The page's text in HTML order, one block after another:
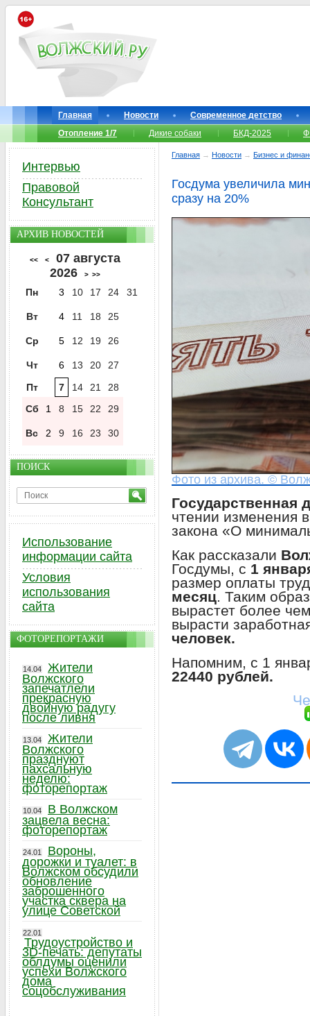
Главная Новости
Современное детство
Отопление 1/7
Дикие собаки БКД-2025
Главная → Новости → Бизнес и
Госдума увеличила
сразу на 20%
Фото из архива. ©
Государственная
чтении изменения
закона «О
Как рассказали
Госдумы, с 1
размер оплаты
месяц. Таким
вырастет более
вырасти
человек.
Напомним, с 1
22440 рублей.
Интервью
Правовой
Консультант
АРХИВ НОВОСТЕЙ
<< <
07 августа
2026
> >>
Пн 3 10 17 24 31
Вт 4 11 18 25
Ср 5 12 19 26
Чт 6 13 20
27
Пт
7 14 21
28
Сб
1 8 15 22 29
Вс 2 9 16 23 30
ПОИСК
Использование
информации сайта
Условия
использования
сайта
ФОТОРЕПОРТАЖИ
14.04
Жители
Волжского
запечатлели
прекрасную
двойную радугу
после ливня
13.04
Жители
Волжского
празднуют
пахсальную
неделю:
фоторепортаж
10.04
В Волжском
зацвела весна:
фоторепортаж
24.01
Вороны,
дорожки и туалет: в
Волжском обсудили
обновление
заброшенного
участка сквера на
улице Советской
22.01
Трудоустройство и
3D-печать: депутаты
облдумы оценили
успехи Волжского
дома
соцобслуживания